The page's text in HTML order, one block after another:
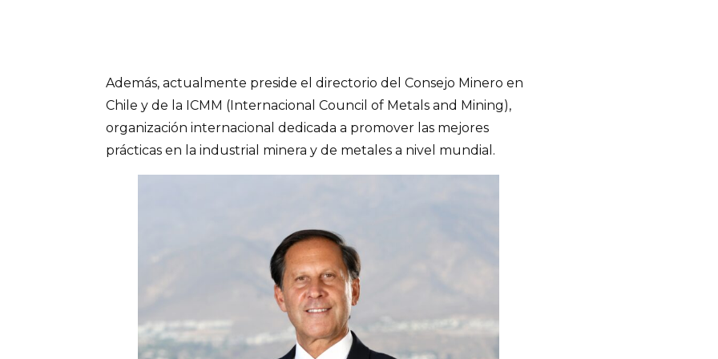
Además, actualmente preside el directorio del Consejo Minero en
Chile y de la ICMM (Internacional Council of Metals and Mining),
organización internacional dedicada a promover las mejores
prácticas en la industrial minera y de metales a nivel mundial.